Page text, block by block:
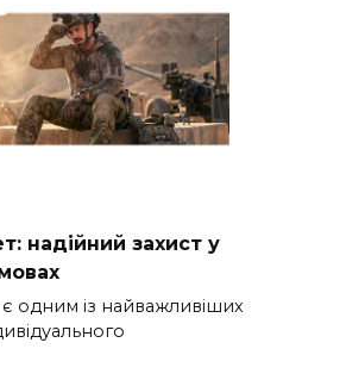
надійний захист у
одним із найважливіших